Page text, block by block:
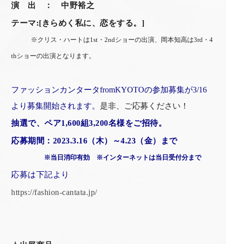
演 出 ： 中野裕之
テーマ:[きらめく私に、恋をする。]
※クリス・ハートは1st・2ndショーの出演、岡本知高は3rd・4
thショーの出演となります。
ファッションカンタータfromKYOTOの参加募集が3/16
より募集開始されます。 是非、ご応募ください！
抽選で、ペア1,600組3,200名様をご招待。
応募期間：2023.3.16（木）～4.23（金）まで
※当日消印有効 ※インターネットは当日受付分まで
応募は下記より
https://fashion-cantata.jp/